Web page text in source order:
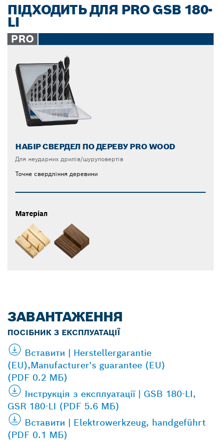
ПІДХОДИТЬ ДЛЯ PRO GSB 180-
LI
PRO
НАБІР СВЕРДЕЛ ПО ДЕРЕВУ PRO WOOD
Для неударних дрилів/шуруповертів
Точне свердління деревини
Матеріал
ЗАВАНТАЖЕННЯ
ПОСІБНИК З ЕКСПЛУАТАЦІЇ
Вставити | Herstellergarantie
(EU),Manufacturer's guarantee (EU)
(PDF 0.2 МБ)
Інструкція з експлуатації | GSB 180-LI,
GSR 180-LI (PDF 5.6 МБ)
Вставити | Elektrowerkzeug, handgeführt
(PDF 0.1 МБ)